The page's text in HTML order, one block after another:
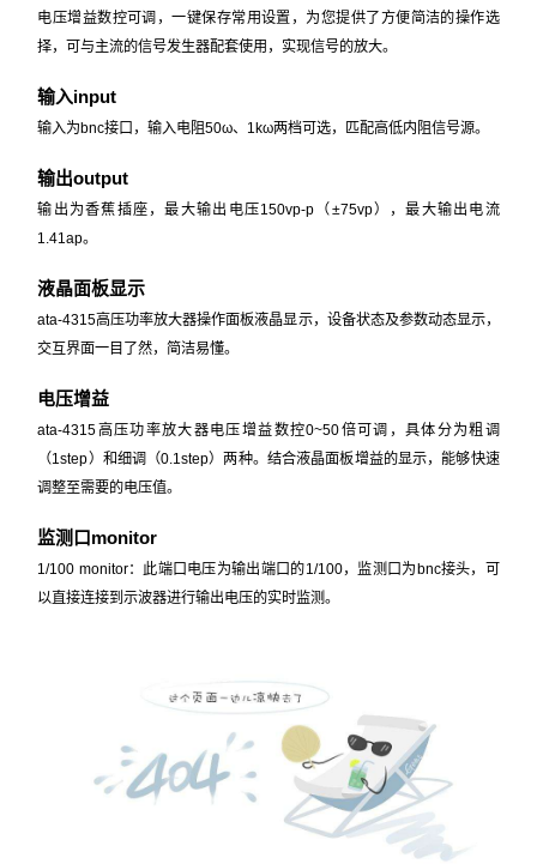
电压增益数控可调，一键保存常用设置，为您提供了方便简洁的操作选
择，可与主流的信号发生器配套使用，实现信号的放大。
输入input
输入为bnc接口，输入电阻50ω、1kω两档可选，匹配高低内阻信号源。
输出output
输出为香蕉插座，最大输出电压150vp-p（±75vp），最大输出电流
1.41ap。
液晶面板显示
ata-4315高压功率放大器操作面板液晶显示，设备状态及参数动态显示，
交互界面一目了然，简洁易懂。
电压增益
ata-4315高压功率放大器电压增益数控0~50倍可调，具体分为粗调
（1step）和细调（0.1step）两种。结合液晶面板增益的显示，能够快速
调整至需要的电压值。
监测口monitor
1/100 monitor：此端口电压为输出端口的1/100，监测口为bnc接头，可
以直接连接到示波器进行输出电压的实时监测。